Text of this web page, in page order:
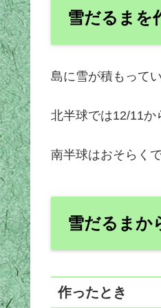
雪だるまを
島に雪が積もって
北半球では12/11か
南半球はおそらく
雪だるまか
作ったとき